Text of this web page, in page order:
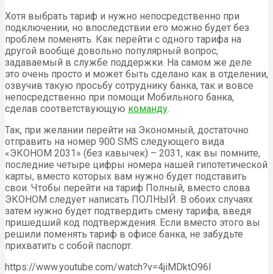
Хотя выбрать тариф и нужно непосредственно при
подключении, но впоследствии его можно будет без
проблем поменять. Как перейти с одного тарифа на
другой вообще довольно популярный вопрос,
задаваемый в службе поддержки. На самом же деле
это очень просто и может быть сделано как в отделении,
озвучив такую просьбу сотруднику банка, так и вовсе
непосредственно при помощи Мобильного банка,
сделав соответствующую команду.
Так, при желании перейти на Экономный, достаточно
отправить на номер 900 SMS следующего вида
«ЭКОНОМ 2031» (без кавычек) – 2031, как вы помните,
последние четыре цифры номера нашей гипотетической
карты, вместо которых вам нужно будет подставить
свои. Чтобы перейти на тариф Полный, вместо слова
ЭКОНОМ следует написать ПОЛНЫЙ. В обоих случаях
затем нужно будет подтвердить смену тарифа, введя
пришедший код подтверждения. Если вместо этого вы
решили поменять тариф в офисе банка, не забудьте
прихватить с собой паспорт.
https://www.youtube.com/watch?v=4jiMDktO96I